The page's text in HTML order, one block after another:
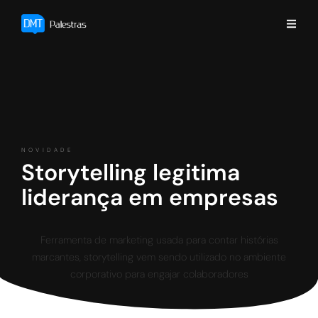
NOVIDADE
Storytelling legitima
liderança em empresas
Ferramenta de marketing usada para contar histórias
marcantes, storytelling vem sendo utilizado no ambiente
corporativo para engajar colaboradores